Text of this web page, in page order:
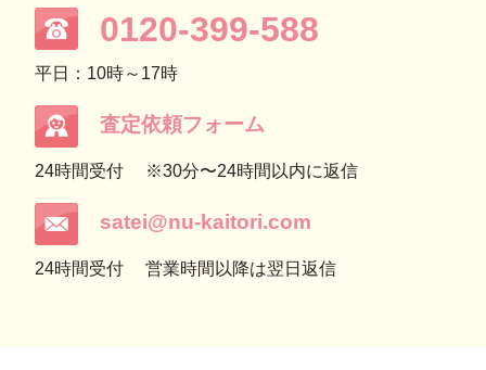
0120-399-588
平日：10時～17時
査定依頼フォーム
24時間受付 ※30分〜24時間以内に返信
satei@nu-kaitori.com
24時間受付 営業時間以降は翌日返信